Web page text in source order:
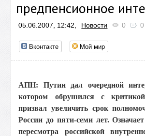
предпенсионное
05.06.2007, 12:42, Новости 0 0
Вконтакте Мой мир
АПН: Путин дал очередной
котором обрушился с
призвал увеличить срок
России до пяти-семи лет.
пересмотра российской